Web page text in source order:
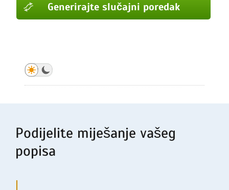
Generirajte slučajni poredak
Generirajte slučajni poredak
Generirajte slučajni poredak
Podijelite miješanje vašeg
popisa